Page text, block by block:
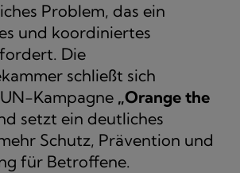
Problem, das ein
und koordiniertes
Die
schließt sich
Kampagne „Orange the
setzt ein deutliches
Schutz, Prävention und
für Betroffene.